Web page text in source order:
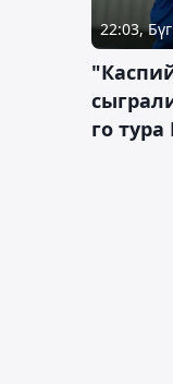
22:03,
го